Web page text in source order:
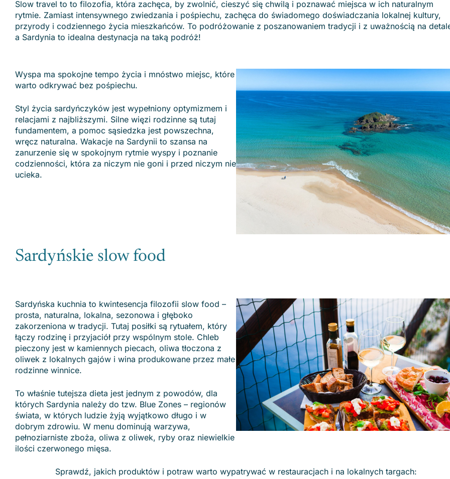
Slow travel to to filozofia, która zachęca, by zwolnić, cieszyć się chwilą i poznawać miejsca w ich naturalnym
rytmie. Zamiast intensywnego zwiedzania i pośpiechu, zachęca do świadomego doświadczania lokalnej kultury,
przyrody i codziennego życia mieszkańców. To podróżowanie z poszanowaniem tradycji i z uważnością na
a Sardynia to idealna destynacja na taką podróż!
Wyspa ma spokojne tempo życia i mnóstwo miejsc, które
warto odkrywać bez pośpiechu.
Styl życia sardyńczyków jest wypełniony optymizmem i
relacjami z najbliższymi. Silne więzi rodzinne są tutaj
fundamentem, a pomoc sąsiedzka jest powszechna,
wręcz naturalna. Wakacje na Sardynii to szansa na
zanurzenie się w spokojnym rytmie wyspy i poznanie
codzienności, która za niczym nie goni i przed niczym nie
ucieka.
Sardyńskie slow food
Sardyńska kuchnia to kwintesencja filozofii slow food –
prosta, naturalna, lokalna, sezonowa i głęboko
zakorzeniona w tradycji. Tutaj posiłki są rytuałem, który
łączy rodzinę i przyjaciół przy wspólnym stole. Chleb
pieczony jest w kamiennych piecach, oliwa tłoczona z
oliwek z lokalnych gajów i wina produkowane przez małe
rodzinne winnice.
To właśnie tutejsza dieta jest jednym z powodów, dla
których Sardynia należy do tzw. Blue Zones – regionów
świata, w których ludzie żyją wyjątkowo długo i w
dobrym zdrowiu. W menu dominują warzywa,
pełnoziarniste zboża, oliwa z oliwek, ryby oraz niewielkie
ilości czerwonego mięsa.
Sprawdź, jakich produktów i potraw warto wypatrywać w restauracjach i na lokalnych targach: